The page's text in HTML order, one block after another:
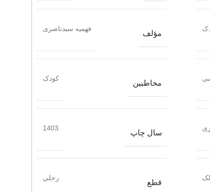
مؤلف
فهمیه سیدناصری
مخاطبین
کودک
سال چاپ
1403
قطع
رحلی